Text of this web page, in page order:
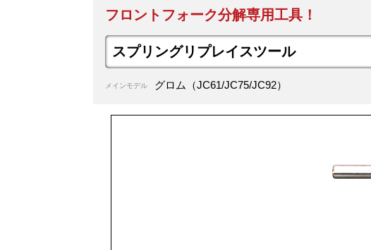
フロントフォーク分解専用工具！
スプリングリプレイスツール
メインモデル グロム（JC61/JC75/JC92）